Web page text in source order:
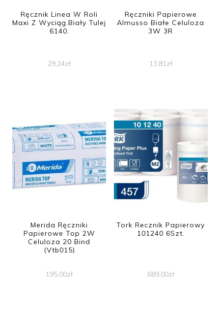
Ręcznik Linea W Roli
Maxi Z Wyciąg.Biały Tulej
6140.
29,24zł
Ręczniki Papierowe
Almusso Białe Celuloza
3W 3R
13,81zł
Merida Ręczniki
Papierowe Top 2W
Celuloza 20 Bind
(Vtb015)
195,00zł
Tork Recznik Papierowy
101240 6Szt.
689,00zł